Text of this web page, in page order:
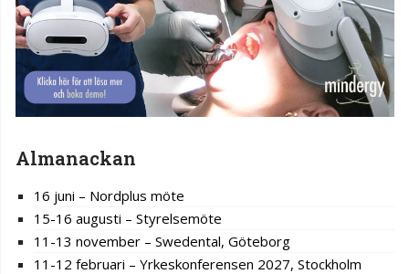
Almanackan
16 juni – Nordplus möte
15-16 augusti – Styrelsemöte
11-13 november – Swedental, Göteborg
11-12 februari – Yrkeskonferensen 2027, Stockholm